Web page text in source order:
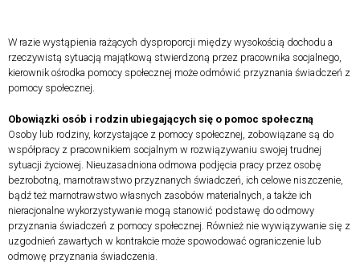
W razie wystąpienia rażących dysproporcji między wysokością dochodu a
rzeczywistą sytuacją majątkową stwierdzoną przez pracownika socjalnego,
kierownik ośrodka pomocy społecznej może odmówić przyznania świadczeń z
pomocy społecznej.
Obowiązki osób i rodzin ubiegających się o pomoc społeczną
Osoby lub rodziny, korzystające z pomocy społecznej, zobowiązane są do
współpracy z pracownikiem socjalnym w rozwiązywaniu swojej trudnej
sytuacji życiowej. Nieuzasadniona odmowa podjęcia pracy przez osobę
bezrobotną, marnotrawstwo przyznanych świadczeń, ich celowe niszczenie,
bądź też marnotrawstwo własnych zasobów materialnych, a także ich
nieracjonalne wykorzystywanie mogą stanowić podstawę do odmowy
przyznania świadczeń z pomocy społecznej. Również nie wywiązywanie się z
uzgodnień zawartych w kontrakcie może spowodować ograniczenie lub
odmowę przyznania świadczenia.